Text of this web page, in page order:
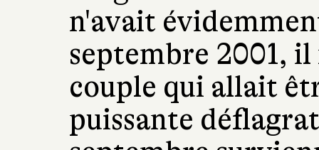
n'avait
septembre 2001, il
couple qui allait
puissante